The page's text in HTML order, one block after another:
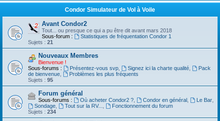
Condor Simulateur de Vol à Voile
Avant Condor2
Tout... ou presque ce qui a pu être dit avant mars 2018
Sous-forum :
Statistiques de fréquentation Condor 1
Sujets : 21
Nouveaux Membres
Bienvenue !
Sous-forums :
Présentez-vous svp, Signez ici la charte qualité,
Pack
de bienvenue
Problèmes les plus fréquents
Sujets : 95
Forum général
Sous-forums : Où acheter Condor2 ?, Condor en général, Le Bar,
Sondage, Tout sur la RV...
Fonctionnement du forum
Sujets : 234